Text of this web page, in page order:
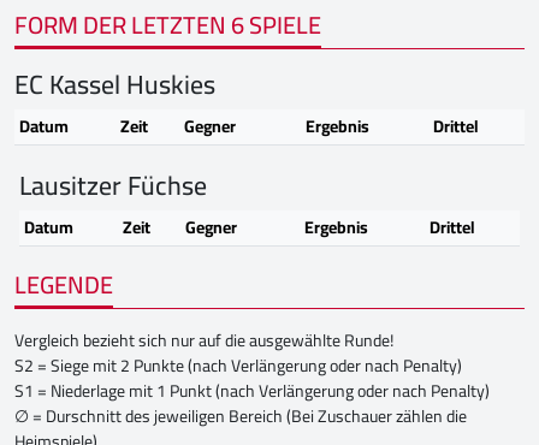
FORM DER LETZTEN 6 SPIELE
EC Kassel Huskies
Datum Zeit Gegner Ergebnis Drittel
Lausitzer Füchse
Datum Zeit Gegner Ergebnis Drittel
LEGENDE
Vergleich bezieht sich nur auf die ausgewählte Runde!
S2 = Siege mit 2 Punkte (nach Verlängerung oder nach Penalty)
S1 = Niederlage mit 1 Punkt (nach Verlängerung oder nach Penalty)
∅ = Durschnitt des jeweiligen Bereich (Bei Zuschauer zählen die